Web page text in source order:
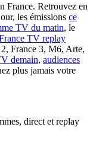
France. Retrouvez en
les émissions ce
TV du matin, le
TV replay
France 3, M6, Arte,
demain, audiences
plus jamais votre
direct et replay